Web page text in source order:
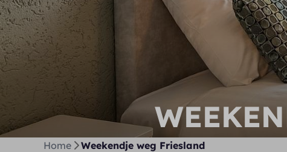
Home Weekendje weg Friesland